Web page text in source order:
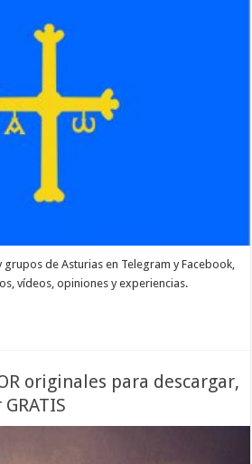
de Asturias en Telegram y Facebook,
vídeos, opiniones y experiencias.
originales para descargar,